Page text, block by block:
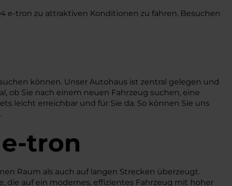
e-tron zu attraktiven Konditionen zu fahren. Besuchen
können. Unser Autohaus ist zentral gelegen und
ob Sie nach einem neuen Fahrzeug suchen, eine
leicht erreichbar und für Sie da. So können Sie uns
tron
Raum als auch auf langen Strecken überzeugt.
die auf ein modernes, effizientes Fahrzeug mit hoher